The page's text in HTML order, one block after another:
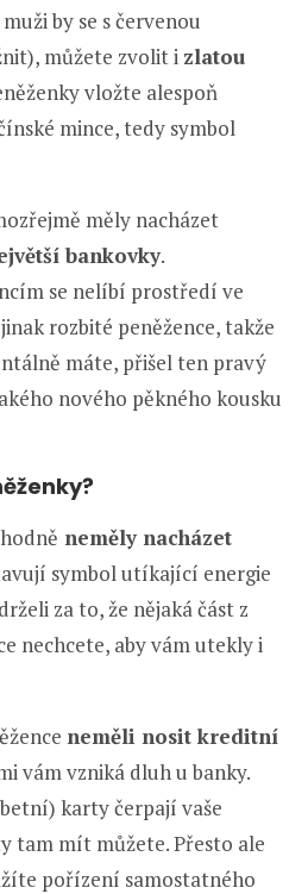
by se s červenou
můžete zvolit i zlatou
vložte alespoň
mince, tedy symbol
měly nacházet
bankovky.
se nelíbí prostředí ve
rozbité peněžence, takže
máte, přišel ten pravý
nového pěkného kousku
neměly nacházet
symbol utíkající energie
za to, že nějaká část z
nechcete, aby vám utekly i
neměli nosit kreditní
vám vzniká dluh u banky.
karty čerpají vaše
tam mít můžete. Přesto ale
pořízení samostatného